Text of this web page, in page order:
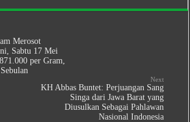
Merosot
Sabtu 17 Mei
per Gram,
Next
KH Abbas Buntet: Perjuangan Sang
Singa dari Jawa Barat yang
Diusulkan Sebagai Pahlawan
Nasional Indonesia